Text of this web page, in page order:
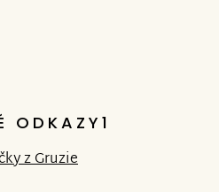
ODKAZY1
z Gruzie